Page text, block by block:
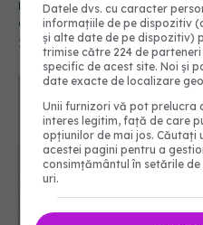
Datele dvs. cu caracter
informațiile de pe dispozitiv
și alte date de pe dispozitiv)
trimise către 224 de
specific de acest site. Noi și
date exacte de localizare
Unii furnizori vă pot prelucra
interes legitim, față de care
opțiunilor de mai jos. Căutați
acestei pagini pentru a
consimțământul în setările
uri.